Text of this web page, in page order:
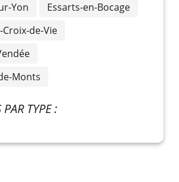
Yon
Essarts-en-Bocage
de-Vie
Monts
TYPE :